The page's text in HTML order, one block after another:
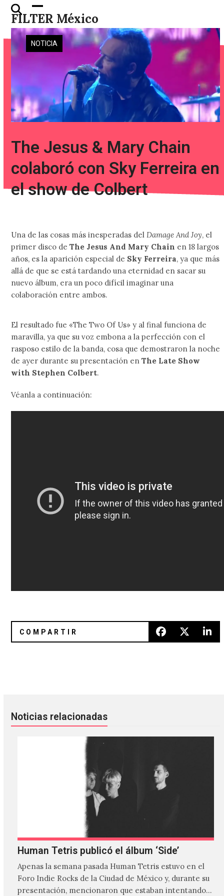
Skip
content
FILTER México
Open
mobile
menu
Close
mobile
menu
NOTICIA
The Jesus & Mary Chain
colaboró con Sky Ferreira en
el show de Colbert
Una de las cosas más inesperadas delDamage And Joy, el
primer disco deThe Jesus And Mary Chain en 18 largos
años, es la aparición especial de Sky Ferreira, ya que más
allá de que se está tardando una eternidad en sacar su
nuevo álbum, era un poco difícil imaginar una
colaboración entre ambos.
El resultado fue «The Two Of Us» y al final funciona de
maravilla, ya que su voz embona a la perfección con el
rasposo estilo de la banda, cosa que demostraron la noche
de ayer durante su presentación enThe Late Show
with Stephen Colbert.
Véanla a continuación:
Noticias relacionadas
Human Tetris publicó el álbum ‘Side’
Apenas la semana pasada Human Tetris estuvo en el
Foro Indie Rocks de la Ciudad de México y, durante su
presentación, mencionaron que estaban intentando…